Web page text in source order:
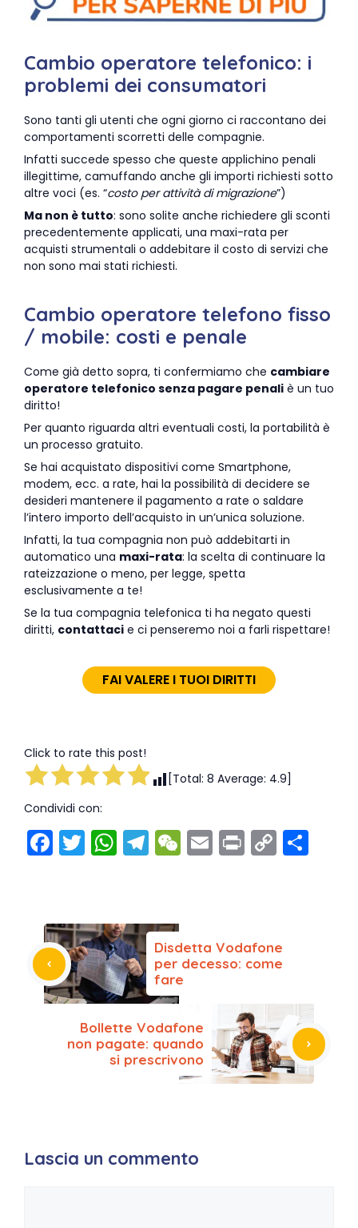
Cambio operatore telefonico: i
problemi dei consumatori
Sono tanti gli utenti che ogni giorno ci raccontano dei
comportamenti scorretti delle compagnie.
Infatti succede spesso che queste applichino penali
illegittime, camuffando anche gli importi richiesti sotto
altre voci (es. “costo per attività di migrazione”)
Ma non è tutto: sono solite anche richiedere gli sconti
precedentemente applicati, una maxi-rata per
acquisti strumentali o addebitare il costo di servizi che
non sono mai stati richiesti.
Cambio operatore telefono fisso
/ mobile: costi e penale
Come già detto sopra, ti confermiamo che cambiare
operatore telefonico senza pagare penali è un tuo
diritto!
Per quanto riguarda altri eventuali costi, la portabilità è
un processo gratuito.
Se hai acquistato dispositivi come Smartphone,
modem, ecc. a rate, hai la possibilità di decidere se
desideri mantenere il pagamento a rate o saldare
l’intero importo dell’acquisto in un’unica soluzione.
Infatti, la tua compagnia non può addebitarti in
automatico una maxi-rata: la scelta di continuare la
rateizzazione o meno, per legge, spetta
esclusivamente a te!
Se la tua compagnia telefonica ti ha negato questi
diritti, contattaci e ci penseremo noi a farli rispettare!
FAI VALERE I TUOI DIRITTI
Click to rate this post!
[Total: 8 Average: 4.9]
Condividi con:
F
a
e
b
o
o
T
w
er
W
h
ts
A
p
p
T
el
gr
a
m
W
e
a
t
E
m
Pr
in
C
o
Li
n
k
Disdetta Vodafone
per decesso: come
fare
Bollette Vodafone
non pagate: quando
si prescrivono
Lascia un commento